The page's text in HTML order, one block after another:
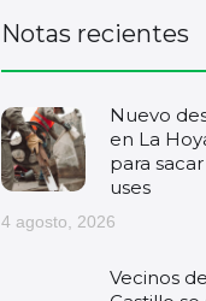
Notas recientes
Nuevo
en La
para
uses
4 agosto, 2026
Vecinos